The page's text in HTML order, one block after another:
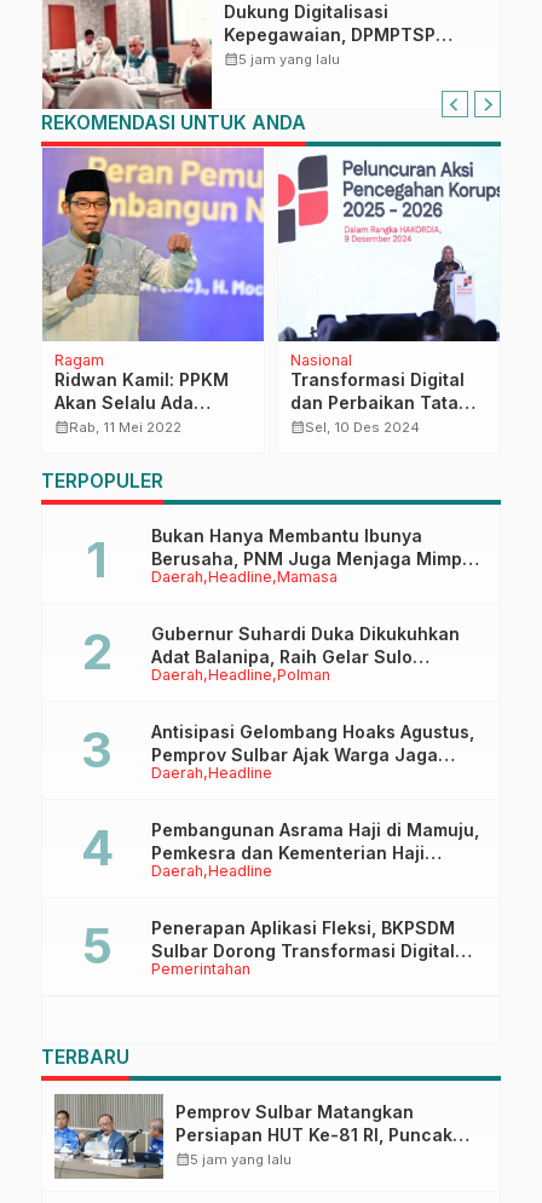
Dukung Digitalisasi
Kepegawaian, DPMPTSP
Sulbar Siap Terapkan Aplikasi
calendar_month5 jam yang lalu
REKOMENDASI UNTUK ANDA
Ragam
Ridwan Kamil: PPKM
Akan Selalu Ada
Sampai Deklarasi
Endemi
calendar_monthRab, 11 Mei 2022
Nasional
Transformasi Digital
dan Perbaikan Tata
Kelola Pemerintahan
calendar_monthSel, 10 Des 2024
TERPOPULER
Daerah Headline Mamasa
Bukan Hanya Membantu Ibunya
Berusaha, PNM Juga Menjaga Mimpi
Anaknya Untuk Menggapai Cita-Cita
Daerah Headline Polman
Gubernur Suhardi Duka Dikukuhkan
Adat Balanipa, Raih Gelar Sulo
Tappidena
Daerah Headline
Antisipasi Gelombang Hoaks Agustus,
Pemprov Sulbar Ajak Warga Jaga
Ruang Digital
Daerah Headline
Pembangunan Asrama Haji di Mamuju,
Pemkesra dan Kementerian Haji
Sulbar Tinjau Lokasi
Pemerintahan
Penerapan Aplikasi Fleksi, BKPSDM
Sulbar Dorong Transformasi Digital
Sistem Kehadiran ASN
TERBARU
Pemprov Sulbar Matangkan
Persiapan HUT Ke-81 RI, Puncak
Upacara di Lapangan Ahmad
calendar_month5 jam yang lalu